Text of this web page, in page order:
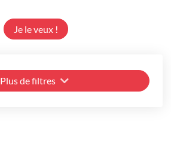
Je le veux !
Plus de filtres